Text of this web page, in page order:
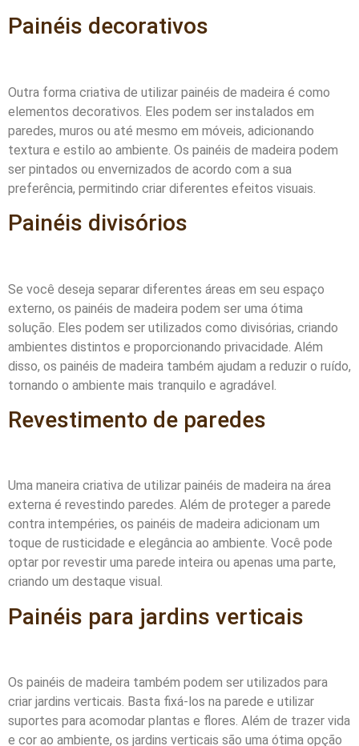
Painéis decorativos
Outra forma criativa de utilizar painéis de madeira é como
elementos decorativos. Eles podem ser instalados em
paredes, muros ou até mesmo em móveis, adicionando
textura e estilo ao ambiente. Os painéis de madeira podem
ser pintados ou envernizados de acordo com a sua
preferência, permitindo criar diferentes efeitos visuais.
Painéis divisórios
Se você deseja separar diferentes áreas em seu espaço
externo, os painéis de madeira podem ser uma ótima
solução. Eles podem ser utilizados como divisórias, criando
ambientes distintos e proporcionando privacidade. Além
disso, os painéis de madeira também ajudam a reduzir o ruído,
tornando o ambiente mais tranquilo e agradável.
Revestimento de paredes
Uma maneira criativa de utilizar painéis de madeira na área
externa é revestindo paredes. Além de proteger a parede
contra intempéries, os painéis de madeira adicionam um
toque de rusticidade e elegância ao ambiente. Você pode
optar por revestir uma parede inteira ou apenas uma parte,
criando um destaque visual.
Painéis para jardins verticais
Os painéis de madeira também podem ser utilizados para
criar jardins verticais. Basta fixá-los na parede e utilizar
suportes para acomodar plantas e flores. Além de trazer vida
e cor ao ambiente, os jardins verticais são uma ótima opção